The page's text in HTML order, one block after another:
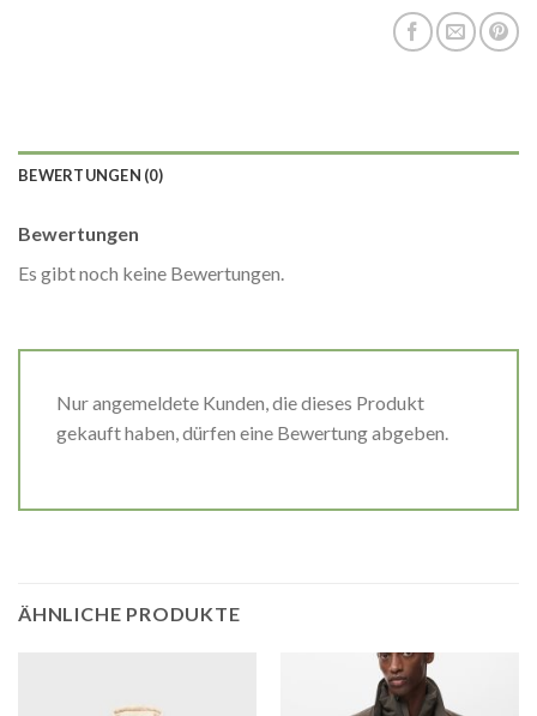
BEWERTUNGEN (0)
Bewertungen
Es gibt noch keine Bewertungen.
Nur angemeldete Kunden, die dieses Produkt
gekauft haben, dürfen eine Bewertung abgeben.
ÄHNLICHE PRODUKTE